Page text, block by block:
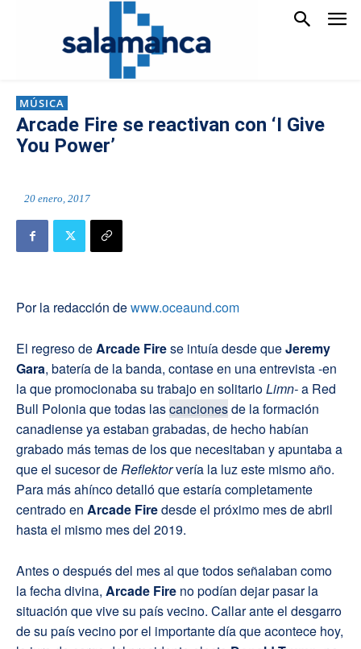
MÚSICA
Arcade Fire se reactivan con ‘I Give
You Power’
20 enero, 2017
Por la redacción dewww.oceaund.com
El regreso deArcade Firese intuía desde queJeremy
Gara, batería de la banda, contase en una entrevista -en
la que promocionaba su trabajo en solitarioLimn-a Red
Bull Polonia que todas lascancionesde la formación
canadiense ya estaban grabadas, de hecho habían
grabado más temas de los que necesitaban y apuntaba a
que el sucesor deReflektorvería la luz este mismo año.
Para más ahínco detalló que estaría completamente
centrado en Arcade Firedesde el próximo mes de abril
hasta el mismo mes del 2019.
Antes o después del mes al que todos señalaban como
la fecha divina, Arcade Fire no podían dejar pasar la
situación que vive su país vecino. Callar ante el desgarro
de su país vecino por el importante día que acontece hoy,